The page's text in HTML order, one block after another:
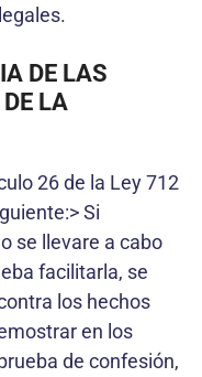
DE LAS
LA
26 de la Ley 712
Si
se llevare a cabo
facilitarla, se
los hechos
en los
de confesión,